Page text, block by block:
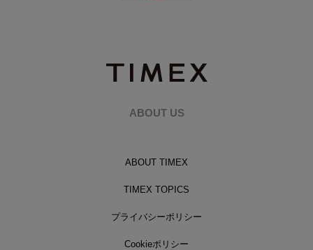
ABOUT US
ABOUT TIMEX
TIMEX TOPICS
プライバシーポリシー
Cookieポリシー